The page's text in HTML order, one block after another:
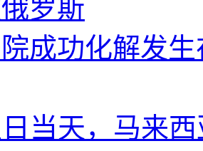
俄罗斯
成功化解发
当天，马来